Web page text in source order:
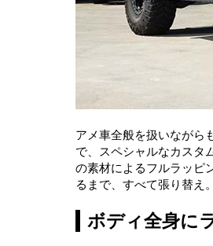
アメ車全般を扱いながら
で、スペシャルなカスタ
の素材によるフルラッピ
るまで、すべて張り替え
ボディ全身に